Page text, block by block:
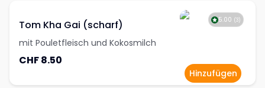
Tom Kha Gai (scharf)
mit Pouletfleisch und Kokosmilch
CHF 8.50
5.00 (3)
Hinzufügen